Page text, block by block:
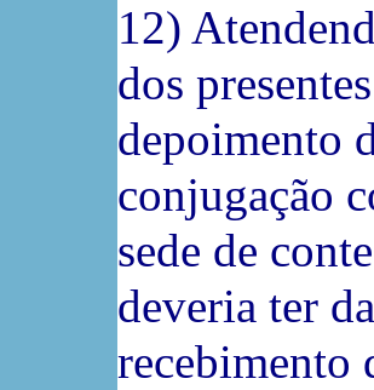
12)
dos
depoimento
conjugação
sede de
deveria ter
recebimento